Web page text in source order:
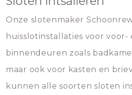
Onze slotenmaker
huisslotinstallaties voor
binnendeuren zoals
maar ook voor kasten en
kunnen alle soorten sloten